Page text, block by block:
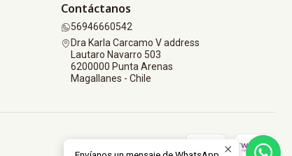
Contáctanos
56946660542
Dra Karla Carcamo V address
Lautaro Navarro 503
6200000 Punta Arenas
Magallanes - Chile